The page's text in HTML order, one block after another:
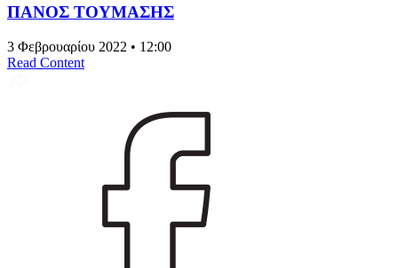
ΠΑΝΟΣ ΤΟΥΜΑΣΗΣ
3 Φεβρουαρίου 2022 • 12:00
Read Content